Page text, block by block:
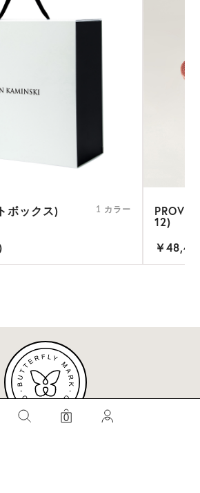
#ビベット
#キャップ
0
ボックス) 1 カラー
12)
￥